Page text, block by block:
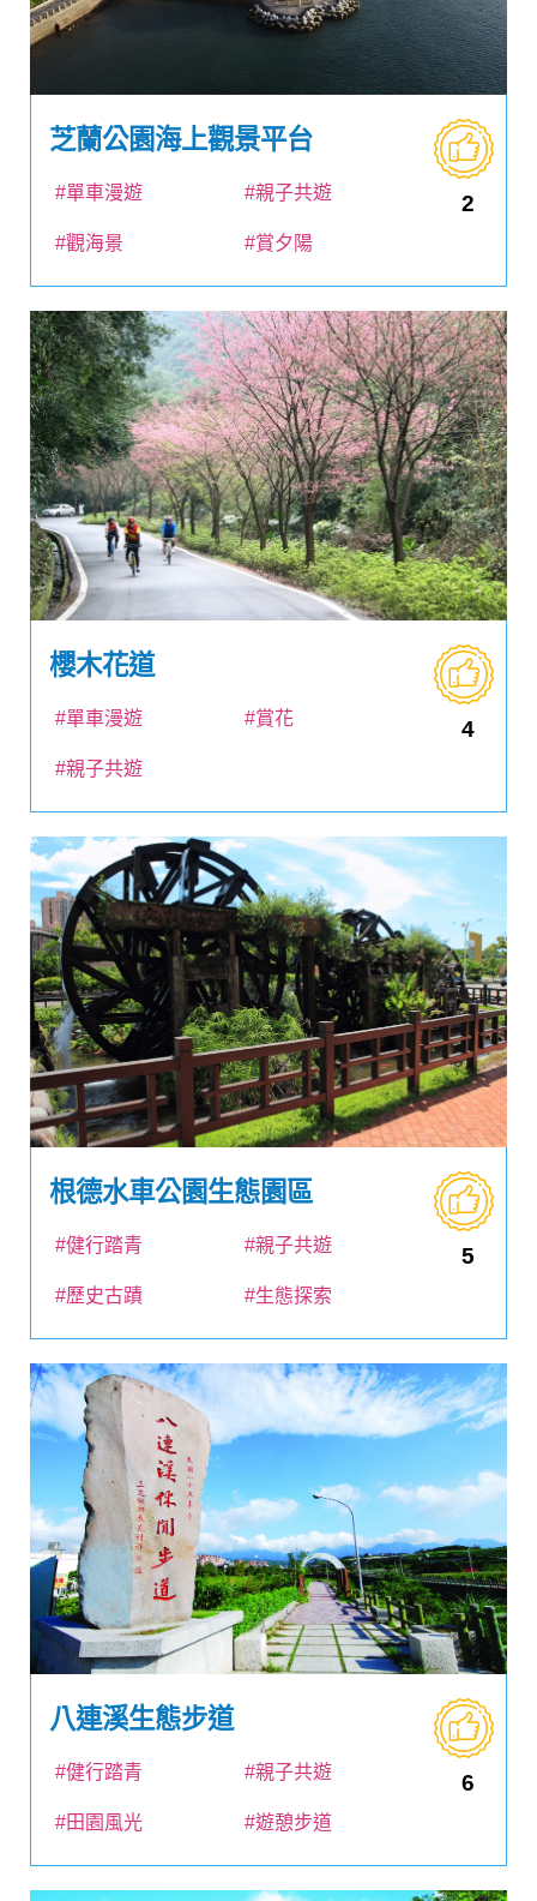
芝蘭公園海上觀景平台
2
#單車漫遊 #親子共遊
#觀海景 #賞夕陽
櫻木花道
4
#單車漫遊 #賞花
#親子共遊
根德水車公園生態園區
5
#健行踏青 #親子共遊
#歷史古蹟 #生態探索
八連溪生態步道
6
#健行踏青 #親子共遊
#田園風光 #遊憩步道